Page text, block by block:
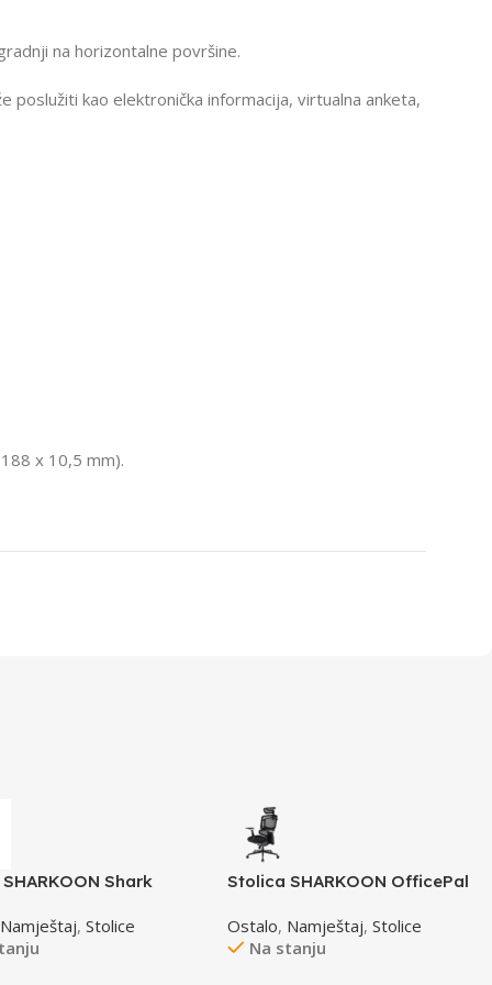
na horizontalne površine.
kao elektronička informacija, virtualna anketa,
x 10,5 mm).
Shark
Black/Grey
Namještaj,Stolice
Stolica SHARKOON OfficePal
Ostalo, Namještaj,Stolice
Na stanju